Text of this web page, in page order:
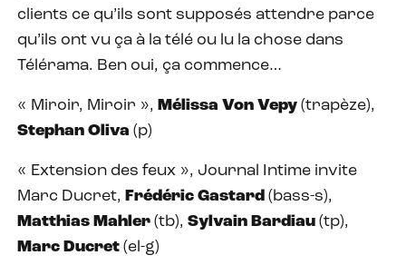
clients ce qu’ils sont supposés attendre parce
qu’ils ont vu ça à la télé ou lu la chose dans
Télérama. Ben oui, ça commence…
« Miroir, Miroir », Mélissa Von Vepy (trapèze),
Stephan Oliva (p)
« Extension des feux », Journal Intime invite
Marc Ducret, Frédéric Gastard (bass-s),
Matthias Mahler (tb), Sylvain Bardiau (tp),
Marc Ducret (el-g)